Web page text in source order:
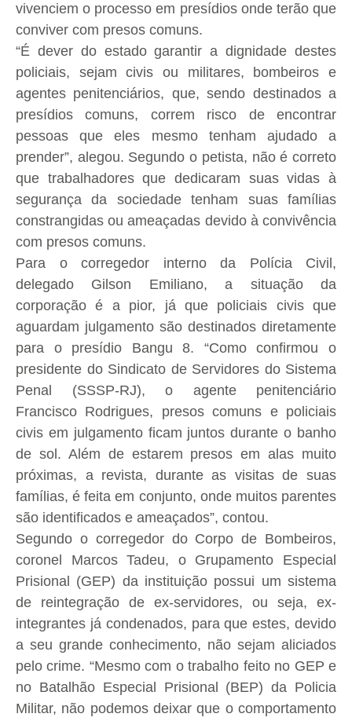
vivenciem o processo em presídios onde terão que
conviver com presos comuns.
“É dever do estado garantir a dignidade destes
policiais, sejam civis ou militares, bombeiros e
agentes penitenciários, que, sendo destinados a
presídios comuns, correm risco de encontrar
pessoas que eles mesmo tenham ajudado a
prender”, alegou. Segundo o petista, não é correto
que trabalhadores que dedicaram suas vidas à
segurança da sociedade tenham suas famílias
constrangidas ou ameaçadas devido à convivência
com presos comuns.
Para o corregedor interno da Polícia Civil,
delegado Gilson Emiliano, a situação da
corporação é a pior, já que policiais civis que
aguardam julgamento são destinados diretamente
para o presídio Bangu 8. “Como confirmou o
presidente do Sindicato de Servidores do Sistema
Penal (SSSP-RJ), o agente penitenciário
Francisco Rodrigues, presos comuns e policiais
civis em julgamento ficam juntos durante o banho
de sol. Além de estarem presos em alas muito
próximas, a revista, durante as visitas de suas
famílias, é feita em conjunto, onde muitos parentes
são identificados e ameaçados”, contou.
Segundo o corregedor do Corpo de Bombeiros,
coronel Marcos Tadeu, o Grupamento Especial
Prisional (GEP) da instituição possui um sistema
de reintegração de ex-servidores, ou seja, ex-
integrantes já condenados, para que estes, devido
a seu grande conhecimento, não sejam aliciados
pelo crime. “Mesmo com o trabalho feito no GEP e
no Batalhão Especial Prisional (BEP) da Policia
Militar, não podemos deixar que o comportamento